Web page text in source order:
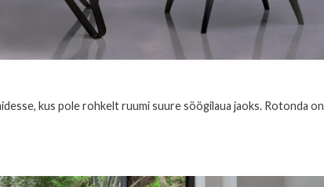
kus pole rohkelt ruumi suure söögilaua jaoks. Rotonda on